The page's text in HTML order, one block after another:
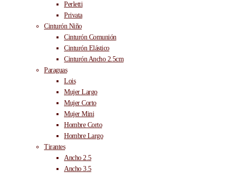
Perletti
Privata
Cinturón Niño
Cinturón Comunión
Cinturón Elástico
Cinturón Ancho 2.5cm
Paraguas
Lois
Mujer Largo
Mujer Corto
Mujer Mini
Hombre Corto
Hombre Largo
Tirantes
Ancho 2.5
Ancho 3.5